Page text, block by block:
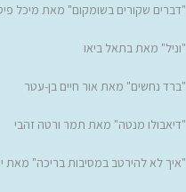
"דברים שקורים בשומקום" מאת מיכל
"וניל" מאת בתאל ביאו
"ברד נחשים" מאת אור חיים בן-עטר
"דיאבולו מנטה" מאת תמר ורטה זהבי
"איך לא להירטב במסיבות בריכה" מאת